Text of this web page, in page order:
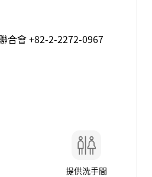
合會 +82-2-2272-0967
提供洗手間